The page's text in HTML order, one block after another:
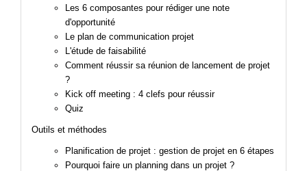
Les 6 composantes pour rédiger une note
d'opportunité
Le plan de communication projet
L'étude de faisabilité
Comment réussir sa réunion de lancement de projet
?
Kick off meeting : 4 clefs pour réussir
Quiz
Outils et méthodes
Planification de projet : gestion de projet en 6 étapes
Pourquoi faire un planning dans un projet ?